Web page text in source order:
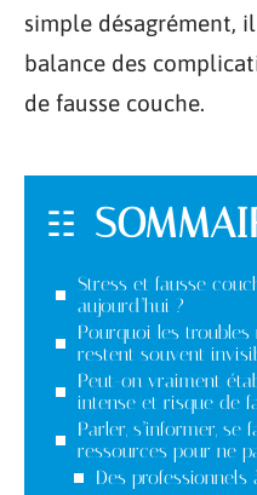
simple désagrément,
balance des
de fausse couche.
Stress et fausse
aujourd’hui ?
Pourquoi les
restent souvent
Peut-on vraiment
intense et risque de
Parler, s’informer,
ressources pour ne
Des professionnels